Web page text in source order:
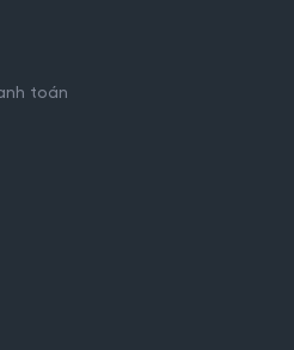
toán